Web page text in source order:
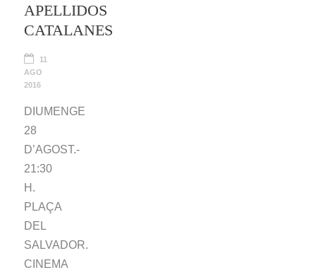
APELLIDOS
CATALANES
11
AGO
2016
DIUMENGE
28
D’AGOST.-
21:30
H.
PLAÇA
DEL
SALVADOR.
CINEMA